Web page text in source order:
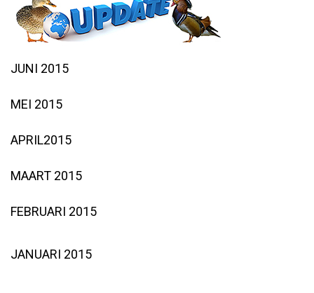
JUNI 2015
MEI 2015
APRIL2015
MAART 2015
FEBRUARI 2015
JANUARI 2015